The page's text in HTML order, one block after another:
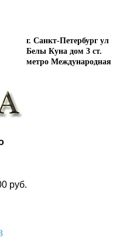
г. Санкт-Петербург ул
Белы Куна дом 3 ст.
метро Международная
руб.